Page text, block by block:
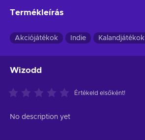
Termékleírás
Akciójátékok Indie Kalandjátékok
Wizodd
Értékeld elsőként!
No description yet